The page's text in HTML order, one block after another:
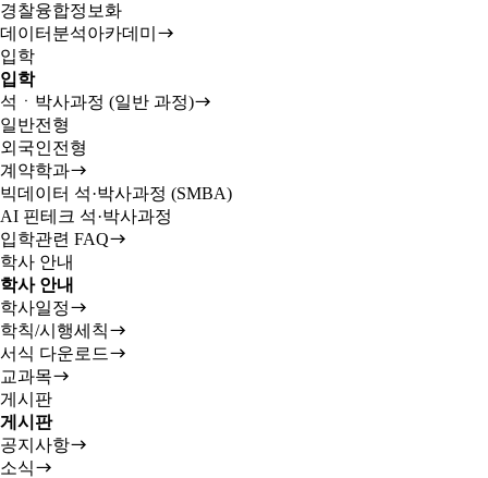
경찰융합정보화
데이터분석아카데미
입학
입학
석ㆍ박사과정 (일반 과정)
일반전형
외국인전형
계약학과
빅데이터 석·박사과정 (SMBA)
AI 핀테크 석·박사과정
입학관련 FAQ
학사 안내
학사 안내
학사일정
학칙/시행세칙
서식 다운로드
교과목
게시판
게시판
공지사항
소식